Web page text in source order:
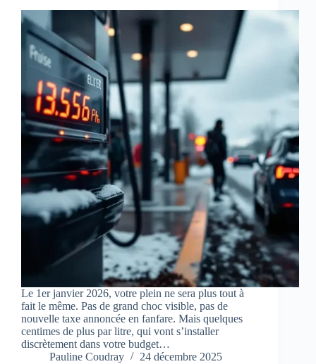
Le 1er janvier 2026, votre plein ne sera plus tout à
fait le même. Pas de grand choc visible, pas de
nouvelle taxe annoncée en fanfare. Mais quelques
centimes de plus par litre, qui vont s’installer
discrètement dans votre budget…
Pauline Coudray
24 décembre 2025